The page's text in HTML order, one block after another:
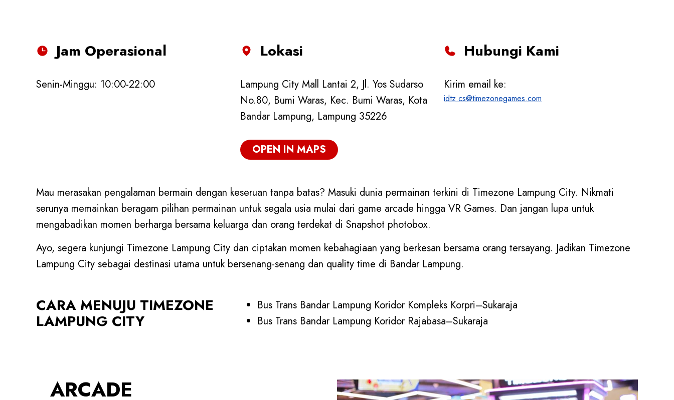
Jam Operasional
Senin-Minggu: 10:00-22:00
Lokasi
Lampung City Mall Lantai 2, Jl. Yos Sudarso
No.80, Bumi Waras, Kec. Bumi Waras, Kota
Bandar Lampung, Lampung 35226
OPEN IN MAPS
Hubungi Kami
Kirim email ke:
idtz.cs@timezonegames.com
Mau merasakan pengalaman bermain dengan keseruan tanpa batas? Masuki dunia permainan terkini di Timezone Lampung City. Nikmati
serunya memainkan beragam pilihan permainan untuk segala usia mulai dari game arcade hingga VR Games. Dan jangan lupa untuk
mengabadikan momen berharga bersama keluarga dan orang terdekat di Snapshot photobox.
Ayo, segera kunjungi Timezone Lampung City dan ciptakan momen kebahagiaan yang berkesan bersama orang tersayang. Jadikan Timezone
Lampung City sebagai destinasi utama untuk bersenang-senang dan quality time di Bandar Lampung.
CARA MENUJU TIMEZONE
LAMPUNG CITY
Bus Trans Bandar Lampung Koridor Kompleks Korpri–Sukaraja
Bus Trans Bandar Lampung Koridor Rajabasa–Sukaraja
ARCADE